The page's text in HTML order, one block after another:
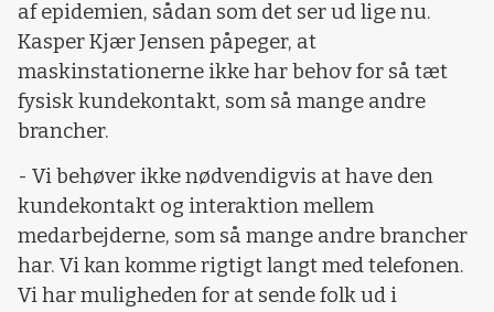
af epidemien, sådan som det ser ud lige nu.
Kasper Kjær Jensen påpeger, at
maskinstationerne ikke har behov for så tæt
fysisk kundekontakt, som så mange andre
brancher.
- Vi behøver ikke nødvendigvis at have den
kundekontakt og interaktion mellem
medarbejderne, som så mange andre brancher
har. Vi kan komme rigtigt langt med telefonen.
Vi har muligheden for at sende folk ud i